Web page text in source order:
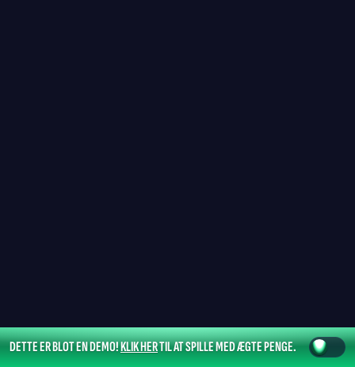
DETTE ER BLOT EN DEMO!KLIK HERTIL AT SPILLE MED ÆGTE PENGE.